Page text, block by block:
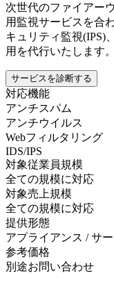
次世代のファイアー
用監視サービスを合
キュリティ監視(IPS)
用を代行いたします。
サービスを診断する
対応機能
アンチスパム
アンチウイルス
Webフィルタリング
IDS/IPS
対象従業員規模
全ての規模に対応
対象売上規模
全ての規模に対応
提供形態
アプライアンス / サ
参考価格
別途お問い合わせ